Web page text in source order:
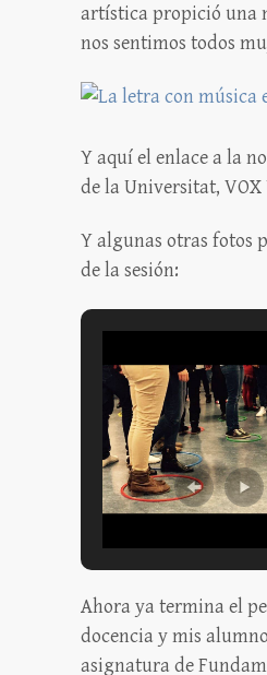
artística propició una
nos sentimos todos
Y aquí el enlace a la
de la Universitat, VOX
Y algunas otras fotos
de la sesión:
Ahora ya termina el
docencia y mis
asignatura de